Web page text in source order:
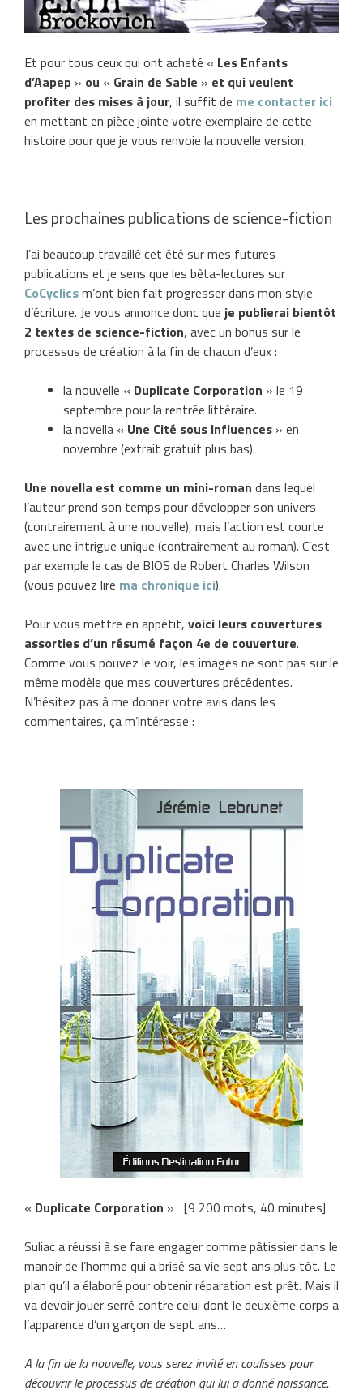
Et pour tous ceux qui ont acheté « Les Enfants
d’Aapep » ou « Grain de Sable » et qui veulent
profiter des mises à jour, il suffit de me contacter ici
en mettant en pièce jointe votre exemplaire de cette
histoire pour que je vous renvoie la nouvelle version.
Les prochaines publications de science-fiction
J’ai beaucoup travaillé cet été sur mes futures
publications et je sens que les bêta-lectures sur
CoCyclicsm’ont bien fait progresser dans mon style
d’écriture. Je vous annonce donc que je publierai bientôt
2 textes de science-fiction, avec un bonus sur le
processus de création à la fin de chacun d’eux :
la nouvelle « Duplicate Corporation » le 19
septembre pour la rentrée littéraire.
la novella « Une Cité sous Influences » en
novembre (extrait gratuit plus bas).
Une novella est comme un mini-roman dans lequel
l’auteur prend son temps pour développer son univers
(contrairement à une nouvelle), mais l’action est courte
avec une intrigue unique (contrairement au roman). C’est
par exemple le cas de BIOS de Robert Charles Wilson
(vous pouvez lire ma chronique ici).
Pour vous mettre en appétit, voici leurs couvertures
assorties d’un résumé façon 4e de couverture.
Comme vous pouvez le voir, les images ne sont pas sur le
même modèle que mes couvertures précédentes.
N’hésitez pas à me donner votre avis dans les
commentaires, ça m’intéresse :
« Duplicate Corporation » [9 200 mots, 40 minutes]
Suliac a réussi à se faire engager comme pâtissier dans le
manoir de l’homme qui a brisé sa vie sept ans plus tôt. Le
plan qu’il a élaboré pour obtenir réparation est prêt. Mais il
va devoir jouer serré contre celui dont le deuxième corps a
l’apparence d’un garçon de sept ans…
A la fin de la nouvelle, vous serez invité en coulisses pour
découvrir le processus de création qui lui a donné naissance.